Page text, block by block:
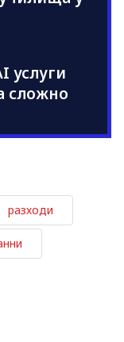
услуги
сложно
разходи